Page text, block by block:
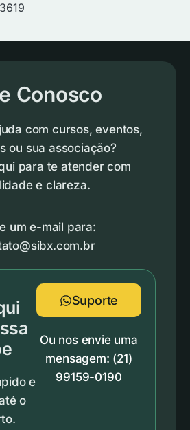
Conosco
com cursos, eventos,
ou sua associação?
para te atender com
e clareza.
um e-mail para:
e
o
Suporte
Ou nos envie uma
mensagem: (21)
99159-0190